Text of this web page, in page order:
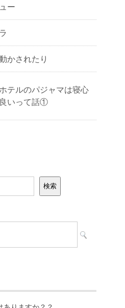
ー
かされたり
テルのパジャマは寝心
いって話①
検索